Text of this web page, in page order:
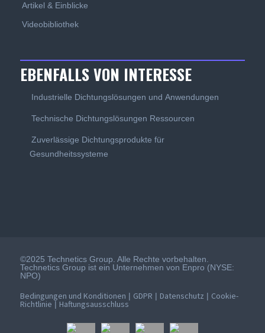
Artikel & Einblicke
Videobibliothek
EBENFALLS VON INTERESSE
Industrielle Dichtungslösungen und Anwendungen
Technische Dichtungslösungen Ressourcen
Zuverlässige Dichtungsprodukte für
Gesundheitssysteme
©2025 Technetics Group. Alle Rechte vorbehalten.
Technetics Group ist ein Unternehmen von Enpro (NYSE:
NPO)
Bedingungen und Konditionen | GDPR | Datenschutz | Cookie-
Richtlinie | Haftungsausschluss